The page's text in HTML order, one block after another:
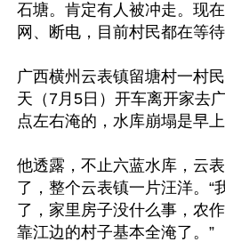
石塘。肯定有人被冲走。现
网、断电，目前村民都在等待
广西横州云表镇留塘村一村
天（7月5日）开车离开家去
点左右淹的，水库崩塌是早
他透露，不止六蓝水库，云
了，整个云表镇一片汪洋。“
了，家里房子没什么事，农
靠江边的村子基本全淹了。”